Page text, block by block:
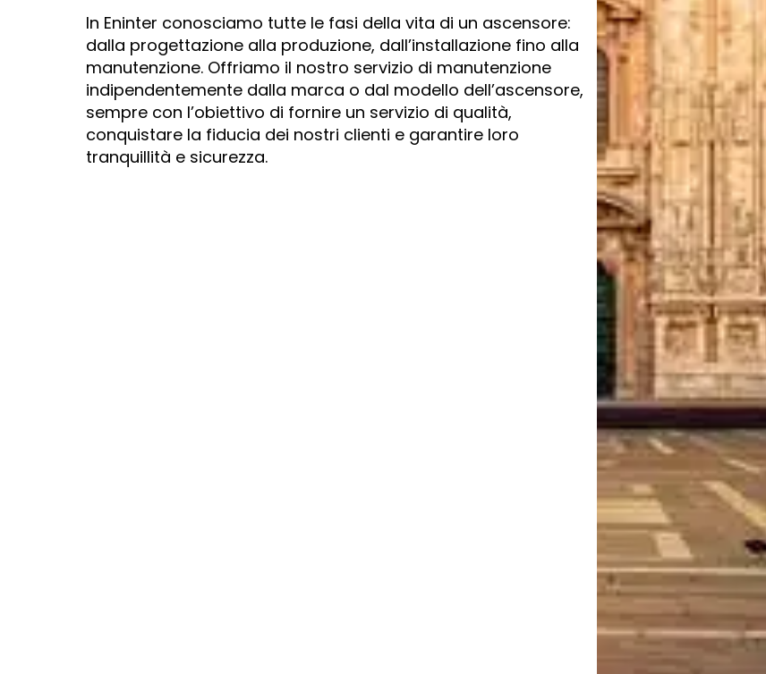
In Eninter conosciamo tutte le fasi della vita di un ascensore:
dalla progettazione alla produzione, dall’installazione fino alla
manutenzione. Offriamo il nostro servizio di manutenzione
indipendentemente dalla marca o dal modello dell’ascensore,
sempre con l’obiettivo di fornire un servizio di qualità,
conquistare la fiducia dei nostri clienti e garantire loro
tranquillità e sicurezza.